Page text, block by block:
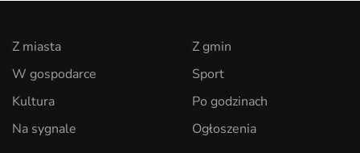
Z miasta
W gospodarce
Kultura
Na sygnale
Z gmin
Sport
Po godzinach
Ogłoszenia